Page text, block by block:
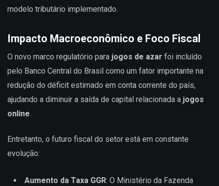
modelo tributário implementado.
Impacto Macroeconômico e Foco Fiscal
O novo marco regulatório para jogos de azar foi incluído
pelo Banco Central do Brasil como um fator importante na
redução do déficit estimado em conta corrente do país,
ajudando a diminuir a saída de capital relacionada a jogos
online.
Entretanto, o futuro fiscal do setor está em constante
evolução:
Aumento da Taxa GGR: O Ministério da Fazenda